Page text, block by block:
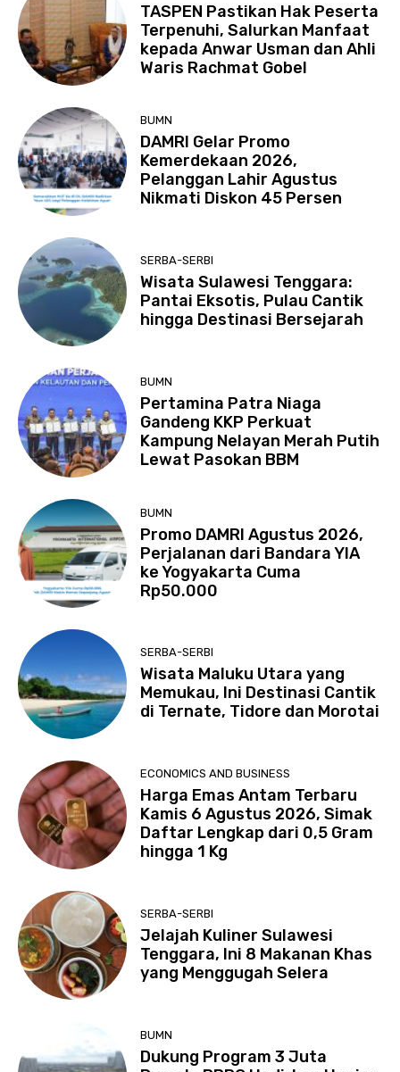
TASPEN Pastikan Hak Peserta
Terpenuhi, Salurkan Manfaat
kepada Anwar Usman dan Ahli
Waris Rachmat Gobel
BUMN
DAMRI Gelar Promo
Kemerdekaan 2026,
Pelanggan Lahir Agustus
Nikmati Diskon 45 Persen
SERBA-SERBI
Wisata Sulawesi Tenggara:
Pantai Eksotis, Pulau Cantik
hingga Destinasi Bersejarah
BUMN
Pertamina Patra Niaga
Gandeng KKP Perkuat
Kampung Nelayan Merah Putih
Lewat Pasokan BBM
BUMN
Promo DAMRI Agustus 2026,
Perjalanan dari Bandara YIA
ke Yogyakarta Cuma
Rp50.000
SERBA-SERBI
Wisata Maluku Utara yang
Memukau, Ini Destinasi Cantik
di Ternate, Tidore dan Morotai
ECONOMICS AND BUSINESS
Harga Emas Antam Terbaru
Kamis 6 Agustus 2026, Simak
Daftar Lengkap dari 0,5 Gram
hingga 1 Kg
SERBA-SERBI
Jelajah Kuliner Sulawesi
Tenggara, Ini 8 Makanan Khas
yang Menggugah Selera
BUMN
Dukung Program 3 Juta